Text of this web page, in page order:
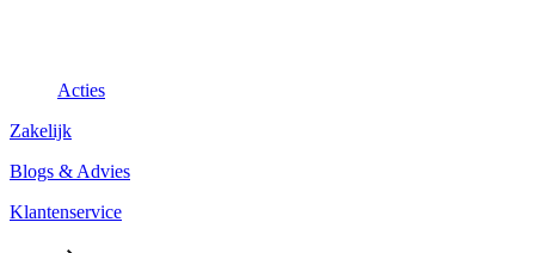
Acties
Zakelijk
Blogs & Advies
Klantenservice